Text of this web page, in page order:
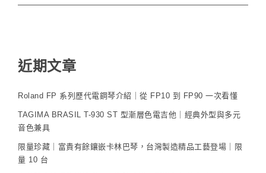
近期文章
Roland FP 系列歷代電鋼琴介紹｜從 FP10 到 FP90 一次看懂
TAGIMA BRASIL T-930 ST 型漸層色電吉他｜經典外型與多元
音色兼具
限量珍藏｜富貴有餘鑲嵌卡林巴琴，台灣製造精品工藝登場｜限
量 10 台